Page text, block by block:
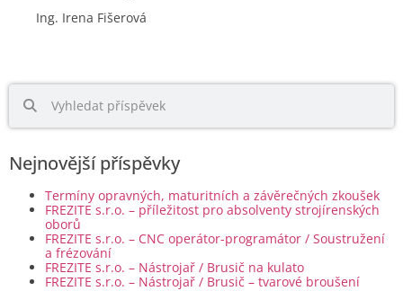
Nejnovější příspěvky
Termíny opravných, maturitních a závěrečných zkoušek
FREZITE s.r.o. – příležitost pro absolventy strojírenských
oborů
FREZITE s.r.o. – CNC operátor-programátor / Soustružení
a frézování
FREZITE s.r.o. – Nástrojař / Brusič na kulato
FREZITE s.r.o. – Nástrojař / Brusič – tvarové broušení
Ing. Irena Fišerová